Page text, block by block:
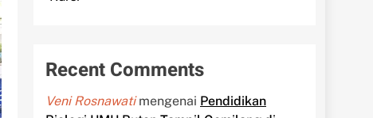
Recent Comments
Veni Rosnawatimengenai Pendidikan